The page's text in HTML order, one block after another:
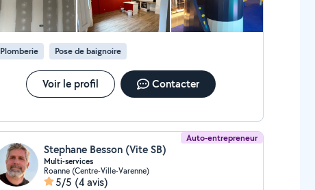
Plomberie Pose de baignoire
Voir le profil Contacter
Auto-entrepreneur
Stephane Besson (Vite SB)
Multi-services
Roanne (Centre-Ville-Varenne)
5/5 (4 avis)